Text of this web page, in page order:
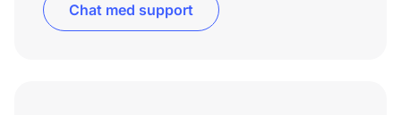
Chat med support